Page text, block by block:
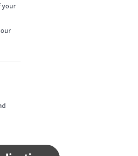
your